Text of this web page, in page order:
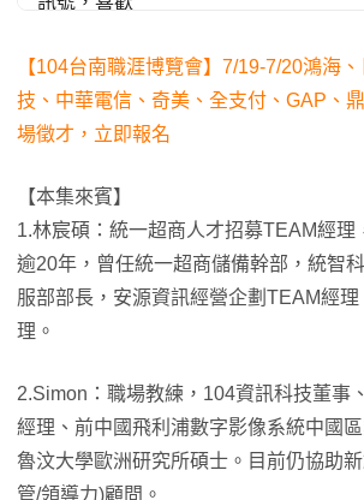
【104台南職涯博覽會】7/19-7/20鴻海
技、中華電信、奇美、全支付、GAP、
場徵才，立即報名
【本集來賓】
1.林宸碩：統一超商人才招募TEAM經理
逾20年，曾任統一超商儲備幹部，統智
服部部長，安源資訊經營企劃TEAM經
理。
2.Simon：職場教練，104資訊科技董事
經理、前中國飛利浦數字影像系統中國
魯汶大學歐洲研究所碩士。目前仍協助
管/領導力)顧問。